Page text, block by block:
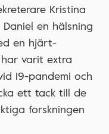
Kristina
Daniel en hälsning
en hjärt-
varit extra
19-pandemi och
ett tack till de
forskningen